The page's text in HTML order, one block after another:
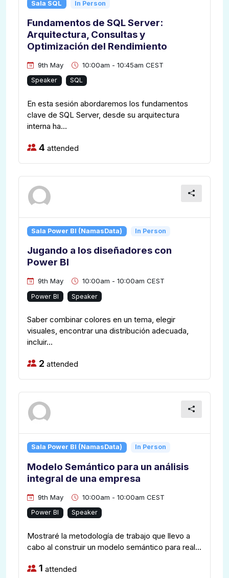
Sala SQL In Person
Fundamentos de SQL Server:
Arquitectura, Consultas y
Optimización del Rendimiento
9th May 10:00am - 10:45am CEST
Speaker SQL
En esta sesión abordaremos los fundamentos
clave de SQL Server, desde su arquitectura
interna ha...
4 attended
Sala Power BI (NamasData) In Person
Jugando a los diseñadores con
Power BI
9th May 10:00am - 10:00am CEST
Power BI Speaker
Saber combinar colores en un tema, elegir
visuales, encontrar una distribución adecuada,
incluir...
2 attended
Sala Power BI (NamasData) In Person
Modelo Semántico para un análisis
integral de una empresa
9th May 10:00am - 10:00am CEST
Power BI Speaker
Mostraré la metodología de trabajo que llevo a
cabo al construir un modelo semántico para real...
1 attended